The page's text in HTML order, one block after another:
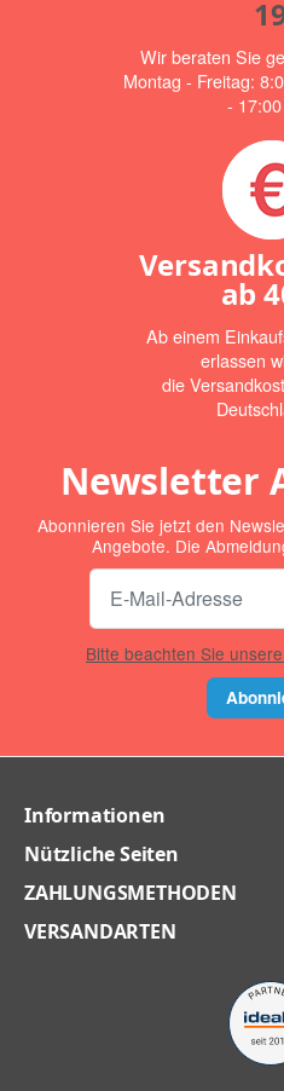
Wir beraten Sie
Montag - Freitag:
-
ab
Ab einem
erlassen
die
Newsletter
Abonnieren Sie jetzt den
Angebote. Die
Bitte beachten Sie
Informationen
Nützliche Seiten
ZAHLUNGSMETHODEN
VERSANDARTEN